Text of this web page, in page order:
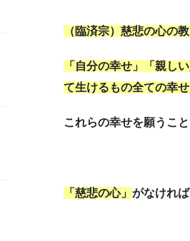
（臨済宗）慈悲の心の教
「自分の幸せ」「親し
て生けるもの全ての幸せ
これらの幸せを願うこ
「慈悲の心」 がなけれ